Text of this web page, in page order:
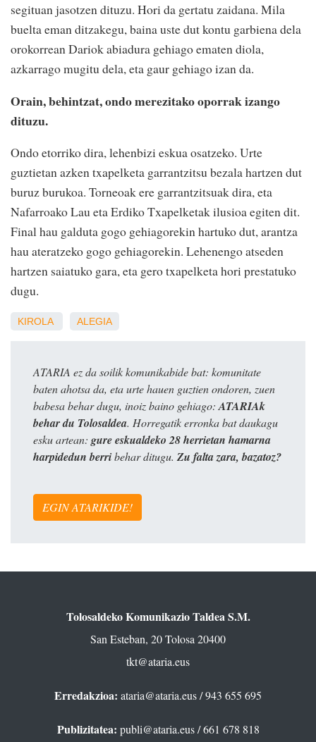
segituan jasotzen dituzu. Hori da gertatu zaidana. Mila
buelta eman ditzakegu, baina uste dut kontu garbiena dela
orokorrean Dariok abiadura gehiago ematen diola,
azkarrago mugitu dela, eta gaur gehiago izan da.
Orain, behintzat, ondo merezitako oporrak izango
dituzu.
Ondo etorriko dira, lehenbizi eskua osatzeko. Urte
guztietan azken txapelketa garrantzitsu bezala hartzen dut
buruz burukoa. Torneoak ere garrantzitsuak dira, eta
Nafarroako Lau eta Erdiko Txapelketak ilusioa egiten dit.
Final hau galduta gogo gehiagorekin hartuko dut, arantza
hau ateratzeko gogo gehiagorekin. Lehenengo atseden
hartzen saiatuko gara, eta gero txapelketa hori prestatuko
dugu.
KIROLA ALEGIA
ATARIA ez da soilik komunikabide bat: komunitate
baten ahotsa da, eta urte hauen guztien ondoren, zuen
babesa behar dugu, inoiz baino gehiago: ATARIAk
behar du Tolosaldea. Horregatik erronka bat daukagu
esku artean: gure eskualdeko 28 herrietan hamarna
harpidedun berribehar ditugu. Zu falta zara, bazatoz?
EGIN ATARIKIDE!
Tolosaldeko Komunikazio Taldea S.M.
San Esteban, 20 Tolosa 20400
tkt@ataria.eus
Erredakzioa: ataria@ataria.eus/ 943 655 695
Publizitatea: publi@ataria.eus/ 661 678 818